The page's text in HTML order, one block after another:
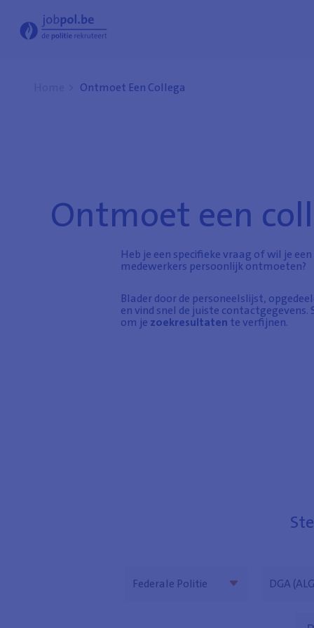
Ontmoet een collega - Jobpol
Ontmoet Een Collega
Ontmoet een
Heb je een specifieke vraag of wil je
medewerkers persoonlijk ontmoeten?
Blader door de personeelslijst,
en vind snel de juiste contactgegevens.
om je zoekresultaten te verfijnen.
Federale Politie DGA